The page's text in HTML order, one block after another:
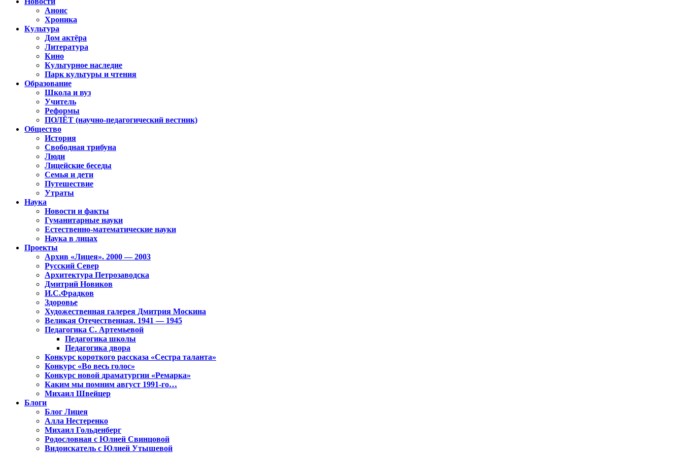
Анонс
Хроника
Культура
Дом актёра
Литература
Кино
Культурное наследие
Парк культуры и чтения
Образование
Школа и вуз
Учитель
Реформы
ПОЛЁТ (научно-педагогический вестник)
Общество
История
Свободная трибуна
Люди
Лицейские беседы
Семья и дети
Путешествие
Утраты
Наука
Новости и факты
Гуманитарные науки
Естественно-математические науки
Наука в лицах
Проекты
Архив «Лицея». 2000 — 2003
Русский Север
Архитектура Петрозаводска
Дмитрий Новиков
И.С.Фрадков
Здоровье
Художественная галерея Дмитрия Москина
Великая Отечественная. 1941 — 1945
Педагогика С. Артемьевой
Педагогика школы
Педагогика двора
Конкурс короткого рассказа «Сестра таланта»
Конкурс «Во весь голос»
Конкурс новой драматургии «Ремарка»
Каким мы помним август 1991-го…
Михаил Швейцер
Блоги
Блог Лицея
Алла Нестеренко
Михаил Гольденберг
Родословная с Юлией Свинцовой
Видоискатель с Юлией Утышевой